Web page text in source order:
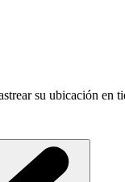
su ubicación en